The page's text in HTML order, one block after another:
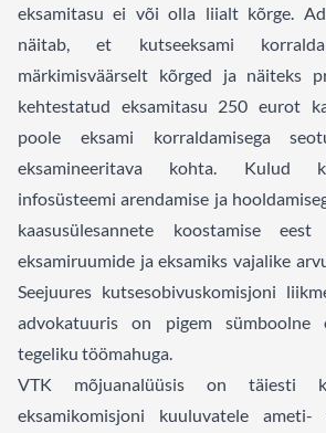
eksamitasu ei või olla liialt kõrge.
näitab, et kutseeksami
märkimisväärselt kõrged ja näiteks
kehtestatud eksamitasu 250 eurot
poole eksami korraldamisega
eksamineeritava kohta. Kulud
infosüsteemi arendamise ja
kaasusülesannete koostamise eest
eksamiruumide ja eksamiks vajalike
Seejuures kutsesobivuskomisjoni
advokatuuris on pigem sümboolne
tegeliku töömahuga.
VTK mõjuanalüüsis on täiesti
eksamikomisjoni kuuluvatele ameti-